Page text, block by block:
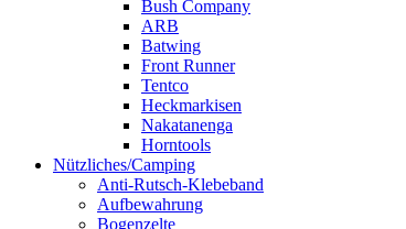
Bush Company
ARB
Batwing
Front Runner
Tentco
Heckmarkisen
Nakatanenga
Horntools
Nützliches/Camping
Anti-Rutsch-Klebeband
Aufbewahrung
Bogenzelte